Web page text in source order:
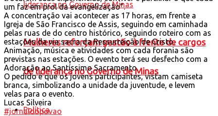
Mulheres reforçam gestão à frente de cargos
de liderança no Governo de Minas
Política
um faz em prol da evangelização”.
A concentração vai acontecer as 17 horas, em frente a
Igreja de São Francisco de Assis, seguindo em caminhada
pelas ruas de do centro histórico, seguindo roteiro com as
estações da via sacra da Ressurreição de Cristo.
Animação, música e atividades com cada forania são
previstas nas estações. O evento terá seu desfecho com a
Adoração ao Santíssimo Sacramento.
O pedido é que os jovens participantes, vistam camiseta
branca, simbolizando a unidade da juventude, e levem
velas para o evento.
Lucas Silveira
#jornaldopovao